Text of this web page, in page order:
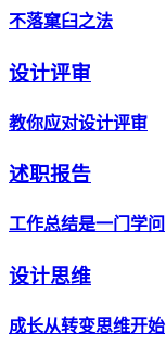
不落窠臼之法
设计评审
教你应对设计评审
述职报告
工作总结是一门学问
设计思维
成长从转变思维开始